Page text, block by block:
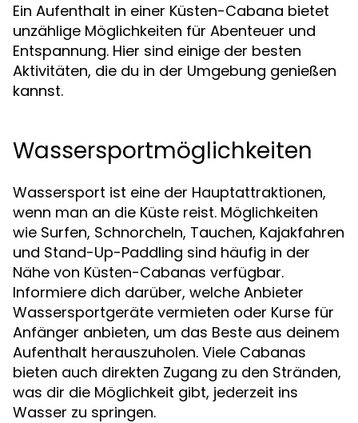
Ein Aufenthalt in einer Küsten-Cabana bietet
unzählige Möglichkeiten für Abenteuer und
Entspannung. Hier sind einige der besten
Aktivitäten, die du in der Umgebung genießen
kannst.
Wassersportmöglichkeiten
Wassersport ist eine der Hauptattraktionen,
wenn man an die Küste reist. Möglichkeiten
wie Surfen, Schnorcheln, Tauchen, Kajakfahren
und Stand-Up-Paddling sind häufig in der
Nähe von Küsten-Cabanas verfügbar.
Informiere dich darüber, welche Anbieter
Wassersportgeräte vermieten oder Kurse für
Anfänger anbieten, um das Beste aus deinem
Aufenthalt herauszuholen. Viele Cabanas
bieten auch direkten Zugang zu den Stränden,
was dir die Möglichkeit gibt, jederzeit ins
Wasser zu springen.